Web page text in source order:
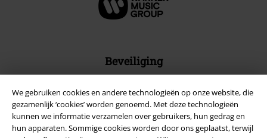
We gebruiken cookies en andere technologieën op onze website, die
gezamenlijk ‘cookies’ worden genoemd. Met deze technologieën
kunnen we informatie verzamelen over gebruikers, hun gedrag en
hun apparaten. Sommige cookies worden door ons geplaatst, terwijl
Beveiliging